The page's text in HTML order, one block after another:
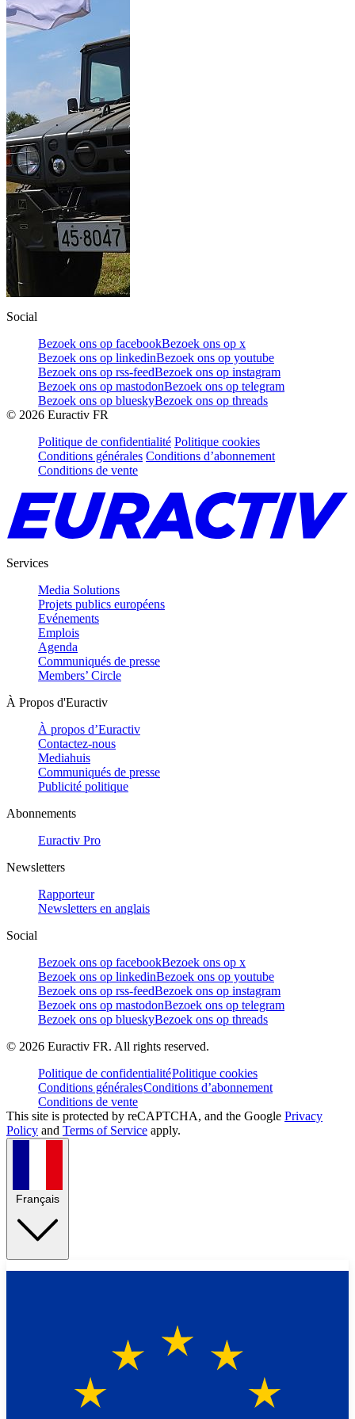
Social
Bezoek ons op facebookBezoek ons op x
Bezoek ons op linkedinBezoek ons op youtube
Bezoek ons op rss-feedBezoek ons op instagram
Bezoek ons op mastodonBezoek ons op telegram
Bezoek ons op blueskyBezoek ons op threads
© 2026 Euractiv FR
Politique de confidentialité Politique cookies
Conditions générales Conditions d’abonnement
Conditions de vente
Services
Media Solutions
Projets publics européens
Evénements
Emplois
Agenda
Communiqués de presse
Members’ Circle
À Propos d'Euractiv
À propos d’Euractiv
Contactez-nous
Mediahuis
Communiqués de presse
Publicité politique
Abonnements
Euractiv Pro
Newsletters
Rapporteur
Newsletters en anglais
Social
Bezoek ons op facebookBezoek ons op x
Bezoek ons op linkedinBezoek ons op youtube
Bezoek ons op rss-feedBezoek ons op instagram
Bezoek ons op mastodonBezoek ons op telegram
Bezoek ons op blueskyBezoek ons op threads
© 2026 Euractiv FR. All rights reserved.
Politique de confidentialitéPolitique cookies
Conditions généralesConditions d’abonnement
Conditions de vente
This site is protected by reCAPTCHA, and the Google Privacy
Policy and Terms of Service apply.
Français